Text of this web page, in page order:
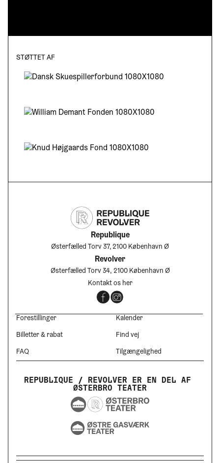
STØTTET AF
Forestillinger Kalender
Billetter & rabat Find vej
FAQ Tilgængelighed
Republique
Østerfælled Torv 37, 2100 København Ø
Revolver
Østerfælled Torv 34, 2100 København Ø
Kontakt os her
REPUBLIQUE / REVOLVER ER EN DEL AF
ØSTERBRO TEATER